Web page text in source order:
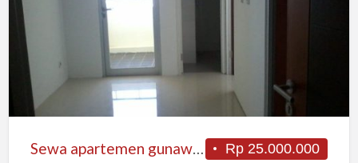
tidar
Rp 25.000.000
Sewa apartemen gunawangsa tidar